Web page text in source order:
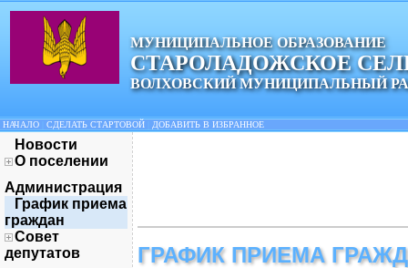
МУНИЦИПАЛЬНОЕ ОБРАЗОВАНИЕ
СТАРОЛАДОЖСКОЕ
ВОЛХОВСКИЙ МУНИЦИПАЛЬНЫЙ
НАЧАЛО СДЕЛАТЬ СТАРТОВОЙ ДОБАВИТЬ В ИЗБРАННОЕ
Новости
О поселении
Администрация
График приема
граждан
Совет
депутатов
ГРАФИК ПРИЕМА